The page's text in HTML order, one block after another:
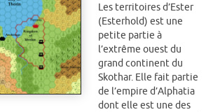
Les territoires d’Ester
(Esterhold) est une
petite partie à
l’extrême ouest du
grand continent du
Skothar. Elle fait partie
de l’empire d’Alphatia
dont elle est une des